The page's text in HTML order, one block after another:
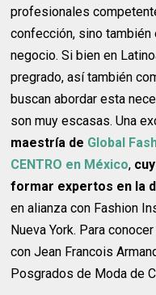
profesionales
confección, sino
negocio. Si bien en
pregrado, así también
buscan abordar esta
son muy escasas. Una
maestría de Global
CENTRO en México,
formar expertos en la
en alianza con Fashion
Nueva York. Para
con Jean Francois
Posgrados de Moda de